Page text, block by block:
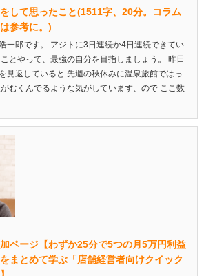
して思ったこと(1511字、20分。コラム
参考に。)
一郎です。 アジトに3日連続か4日連続できてい
とやって、最強の自分を目指しましょう。 昨日
見返していると 先週の秋休みに温泉旅館ではっ
むくんでるような気がしています、ので ここ数
ページ【わずか25分で5つの月5万円利益
まとめて学ぶ「店舗経営者向けクイック